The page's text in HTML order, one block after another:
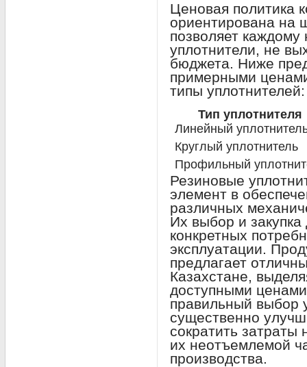
Ценовая политика
ориентирована на
позволяет
уплотнители, не
бюджета. Ниже
примерными
типы уплотнителей:
Тип уплотнителя
Линейный
Круглый уплотнитель
Профильный
Резиновые
элемент в
различных
Их выбор и
конкретных
эксплуатации.
предлагает
Казахстане,
доступными
правильный выбор
существенно
сократить затраты
их неотъемлемой
производства.